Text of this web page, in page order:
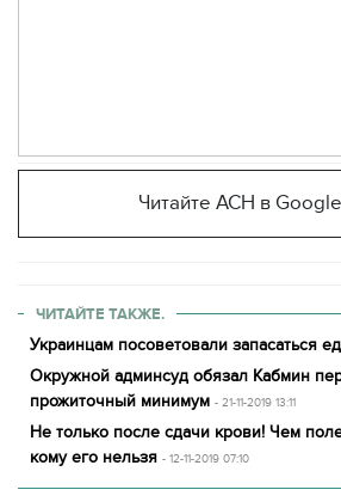
Читайте АСН в
ЧИТАЙТЕ ТАКЖЕ.
Украинцам посоветовали запасаться
Окружной админсуд обязал Кабмин
прожиточный минимум - 21-11-2019 13:11
Не только после сдачи крови! Чем
кому его нельзя - 12-11-2019 07:10